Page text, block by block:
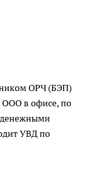
ОРЧ (БЭП)
ООО в офисе, по
денежными
УВД по